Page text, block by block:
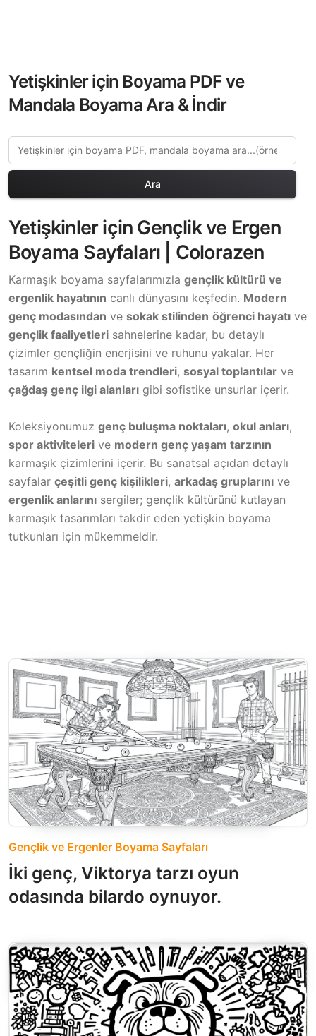
Yetişkinler için Boyama PDF ve
Mandala Boyama Ara & İndir
Ara
Yetişkinler için Gençlik ve Ergen
Boyama Sayfaları | Colorazen
Karmaşık boyama sayfalarımızla gençlik kültürü ve
ergenlik hayatının canlı dünyasını keşfedin. Modern
genç modasından ve sokak stilinden öğrenci hayatı ve
gençlik faaliyetleri sahnelerine kadar, bu detaylı
çizimler gençliğin enerjisini ve ruhunu yakalar. Her
tasarım kentsel moda trendleri, sosyal toplantılar ve
çağdaş genç ilgi alanları gibi sofistike unsurlar içerir.
Koleksiyonumuz genç buluşma noktaları, okul anları,
spor aktiviteleri ve modern genç yaşam tarzının
karmaşık çizimlerini içerir. Bu sanatsal açıdan detaylı
sayfalar çeşitli genç kişilikleri, arkadaş gruplarını ve
ergenlik anlarını sergiler; gençlik kültürünü kutlayan
karmaşık tasarımları takdir eden yetişkin boyama
tutkunları için mükemmeldir.
Gençlik ve Ergenler Boyama Sayfaları
İki genç, Viktorya tarzı oyun
odasında bilardo oynuyor.